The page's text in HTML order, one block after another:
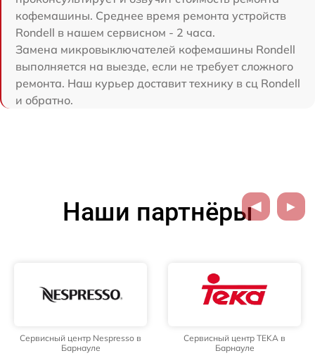
кофемашины. Среднее время ремонта устройств
Rondell в нашем сервисном - 2 часа.
Замена микровыключателей кофемашины Rondell
выполняется на выезде, если не требует сложного
ремонта. Наш курьер доставит технику в сц Rondell
и обратно.
Наши партнёры
Сервисный центр Nespresso в
Барнауле
Сервисный центр TEKA в
Барнауле